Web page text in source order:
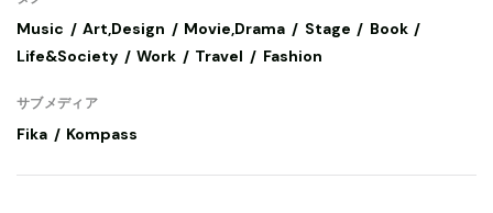
Music Art,Design Movie,Drama Stage
Book
Life&Society
Work Travel Fashion
サブメディア
Fika Kompass